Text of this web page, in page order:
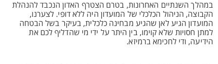
במהלך השנתיים האחרונות, בטרם הצטרף האדון הנכבד להנהלת
הקבוצה, הניהול הכלכלי של המועדון היה ללא דופי. לצערנו,
המועדון הגיע לאן שהגיע מבחינה כלכלית, בעיקר בשל הבטחה
למתן חסויות שלא קוימו, בין היתר על ידי מי שהדליף לכם את
הידיעה, ודי לחכימא ברמיזא.